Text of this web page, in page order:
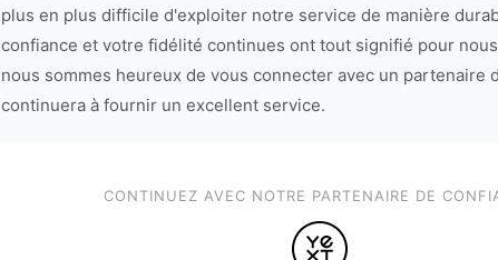
plus en plus difficile d'exploiter notre service de manière
confiance et votre fidélité continues ont tout signifié pour
nous sommes heureux de vous connecter avec un partenaire
continuera à fournir un excellent service.
CONTINUEZ AVEC NOTRE PARTENAIRE DE